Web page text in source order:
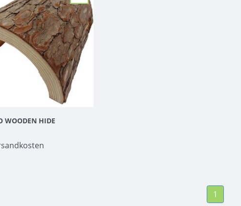
WOODEN HIDE
1